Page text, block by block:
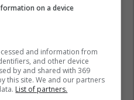
on a device
and information from
and other device
by and shared with 369
this site. We and our partners
List of partners.